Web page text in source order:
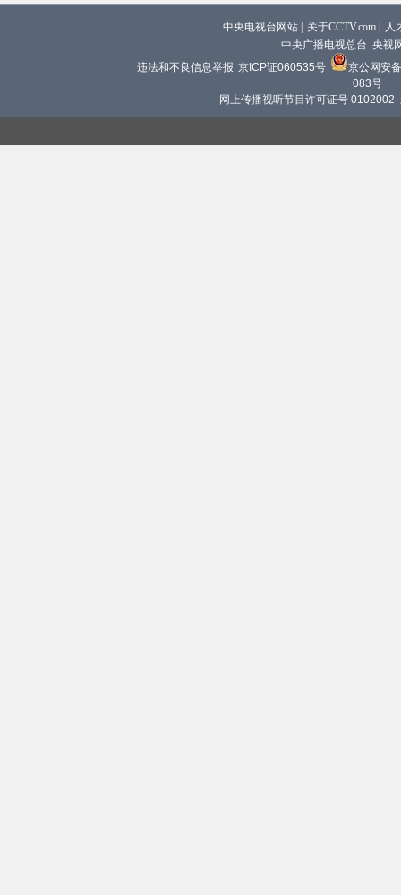
中央电视台网站 关于CCTV.com
人
中央广播电视总台 央视
违法和不良信息举报 京ICP证060535号
京公网安
083号
网上传播视听节目许可证号